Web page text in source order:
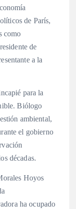
de París,
como
de
a la
para la
. Biólogo
ambiental,
el gobierno
décadas.
Hoyos
ha ocupado